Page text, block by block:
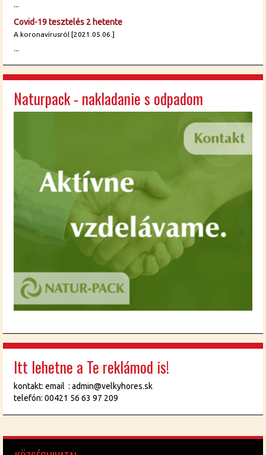
...
Covid-19 tesztelés 2 hetente
A koronavírusról [2021.05.06.]
...
Naturpack - nakladanie s odpadom
Itt lehetne a Te reklámod is!
kontakt: email : admin@velkyhores.sk
telefón: 00421 56 63 97 209